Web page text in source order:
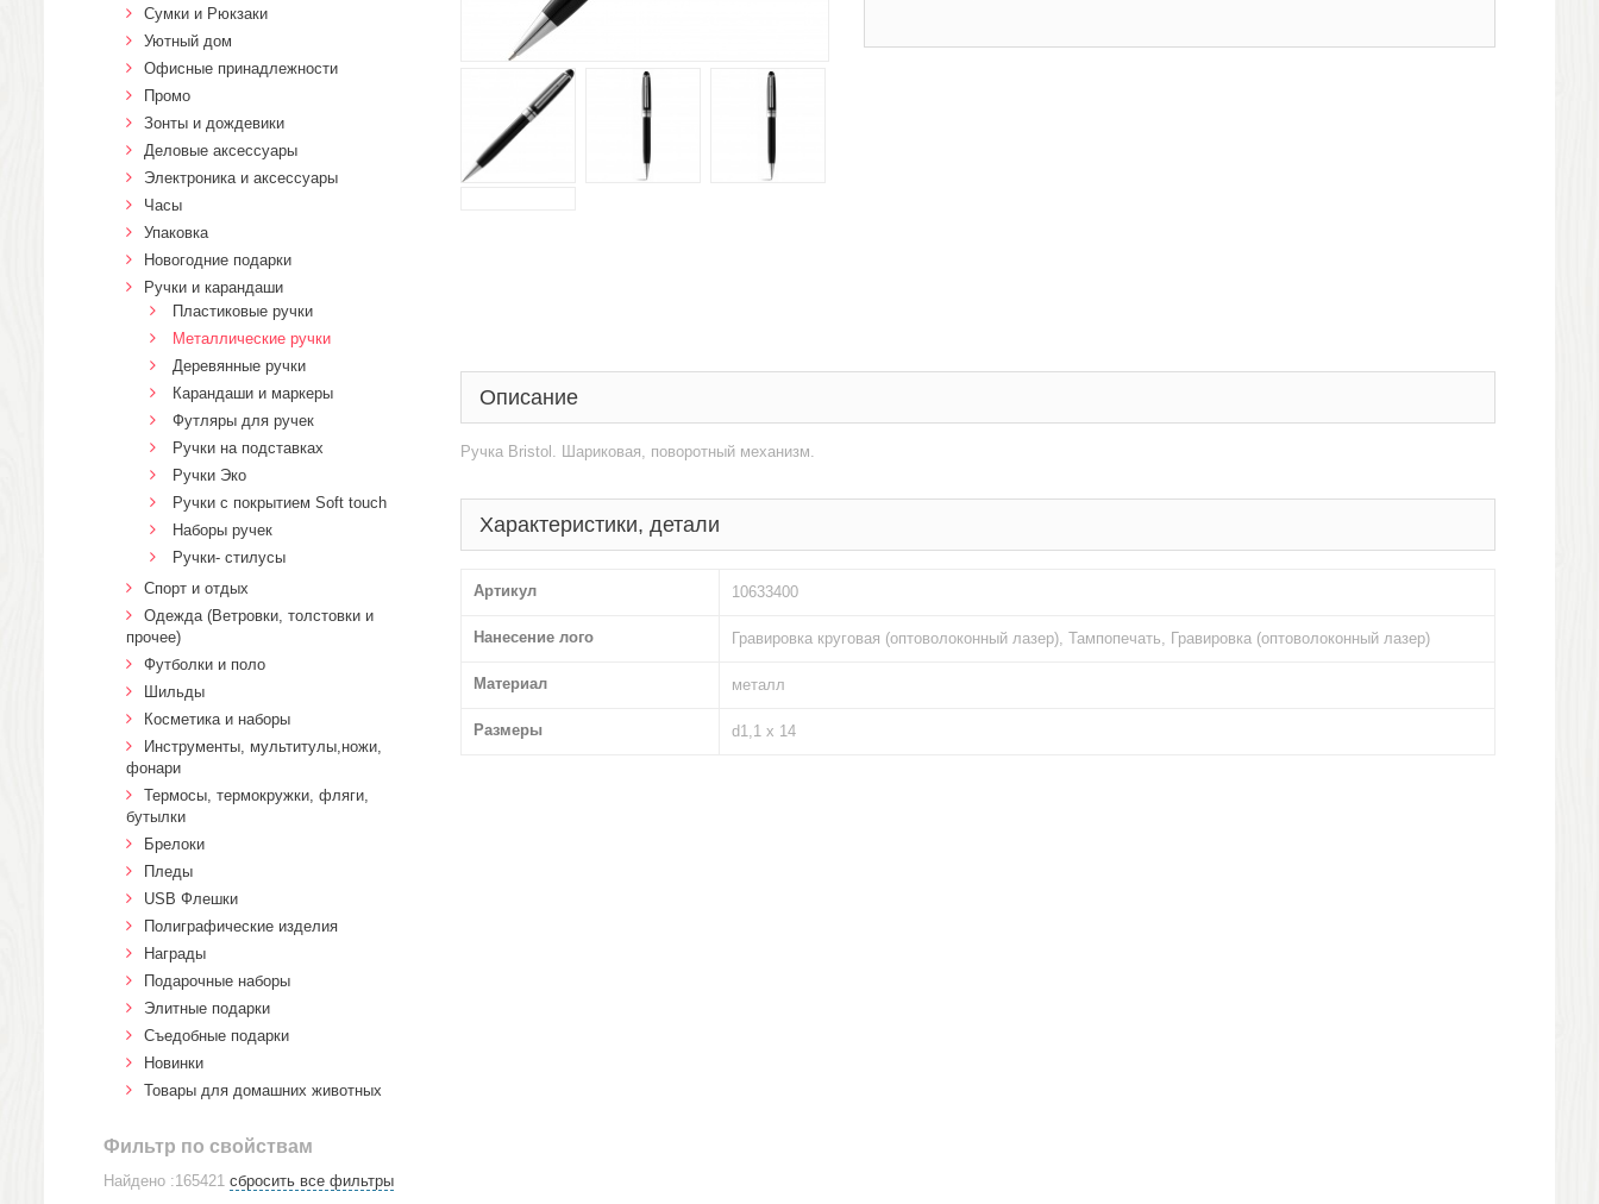
Описание
Ручка Bristol. Шариковая, поворотный механизм.
Характеристики, детали
Артикул 10633400
Нанесение лого Гравировка круговая (оптоволоконный лазер), Тампопечать, Гравировка (оптоволоконный лазер)
Материал металл
Размеры d1,1 х 14
Сумки и Рюкзаки
Уютный дом
Офисные принадлежности
Промо
Зонты и дождевики
Деловые аксессуары
Электроника и аксессуары
Часы
Упаковка
Новогодние подарки
Ручки и карандаши
Пластиковые ручки
Металлические ручки
Деревянные ручки
Карандаши и маркеры
Футляры для ручек
Ручки на подставках
Ручки Эко
Ручки с покрытием Soft touch
Наборы ручек
Ручки- стилусы
Спорт и отдых
Одежда (Ветровки, толстовки и
прочее)
Футболки и поло
Шильды
Косметика и наборы
Инструменты, мультитулы,ножи,
фонари
Термосы, термокружки, фляги,
бутылки
Брелоки
Пледы
USB Флешки
Полиграфические изделия
Награды
Подарочные наборы
Элитные подарки
Cъедобные подарки
Новинки
Товары для домашних животных
Фильтр по свойствам
Найдено :165421 сбросить все фильтры